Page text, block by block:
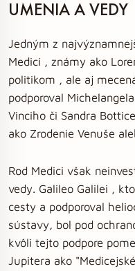
UMENIA A VEDY
Jedným z
Medici , známy ako
politikom , ale aj
podporoval
Vinciho či Sandra
ako Zrodenie Venuše
Rod Medici však
vedy. Galileo Galilei ,
cesty a podporoval
sústavy, bol pod
kvôli tejto podpore
Jupitera ako